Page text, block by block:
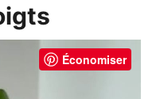
Économiser